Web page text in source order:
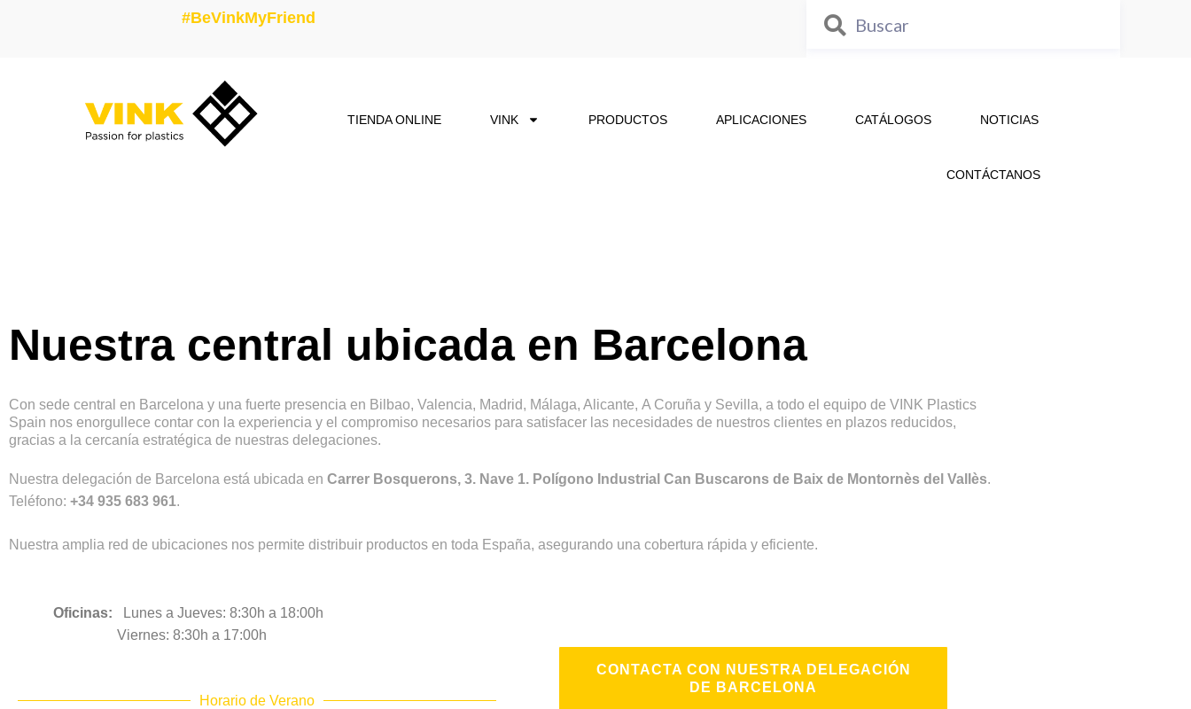
#BeVinkMyFriend
TIENDA ONLINE VINK PRODUCTOS APLICACIONES CATÁLOGOS NOTICIAS
CONTÁCTANOS
Nuestra central ubicada en Barcelona
Con sede central en Barcelona y una fuerte presencia en Bilbao, Valencia, Madrid, Málaga, Alicante, A Coruña y Sevilla, a todo el equipo de VINK Plastics
Spain nos enorgullece contar con la experiencia y el compromiso necesarios para satisfacer las necesidades de nuestros clientes en plazos reducidos,
gracias a la cercanía estratégica de nuestras delegaciones.
Nuestra delegación de Barcelona está ubicada en Carrer Bosquerons, 3. Nave 1. Polígono Industrial Can Buscarons de Baix de Montornès del Vallès.
Teléfono: +34 935 683 961.
Nuestra amplia red de ubicaciones nos permite distribuir productos en toda España, asegurando una cobertura rápida y eficiente.
Oficinas:
Lunes a Jueves: 8:30h a 18:00h
Viernes: 8:30h a 17:00h
Horario de Verano
CONTACTA CON NUESTRA DELEGACIÓN
DE BARCELONA